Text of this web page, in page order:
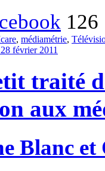
126
, médiamétrie,
28 février 2011
traité
aux
Blanc